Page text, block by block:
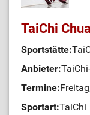
TaiChi
Sportstätte:
Anbieter:
Termine:
Sportart:TaiChi